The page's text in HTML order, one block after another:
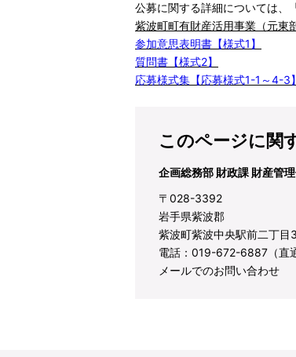
公募に関する詳細については、
紫波町町有財産活用事業（元東
参加意思表明書【様式1】
質問書【様式2】
応募様式集【応募様式1-1～4-3】
このページに関
企画総務部 財政課 財産管
〒028-3392
岩手県紫波郡
紫波町紫波中央駅前二丁目
電話：019-672-6887（直
メールでのお問い合わせ